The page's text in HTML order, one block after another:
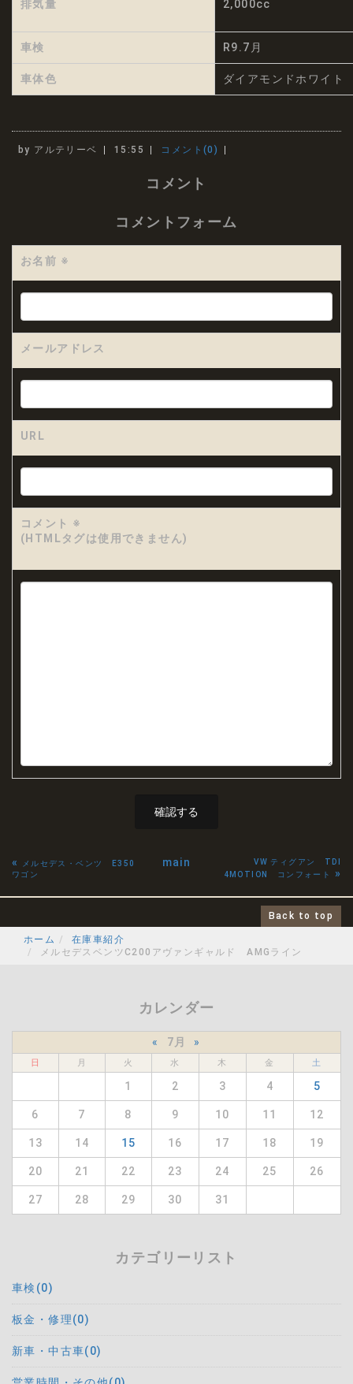
排気量 2,000cc
車検 R9.7月
車体色 ダイアモンドホワイト
by アルテリーベ 15:55 コメント(0)
コメント
コメントフォーム
お名前 ※
メールアドレス
URL
コメント ※
(HTMLタグは使用できません)
«
メルセデス・ベンツ E350
ワゴン
main
VW ティグアン TDI
4MOTION コンフォート
»
Back to top
ホーム
在庫車紹介
メルセデスベンツC200アヴァンギャルド AMGライン
カレンダー
« 7月 »
日 月 火 水 木 金 土
1 2 3 4 5
6 7 8 9 10 11 12
13 14 15 16 17 18 19
20 21 22 23 24 25 26
27 28 29 30 31
カテゴリーリスト
車検(0)
板金・修理(0)
新車・中古車(0)